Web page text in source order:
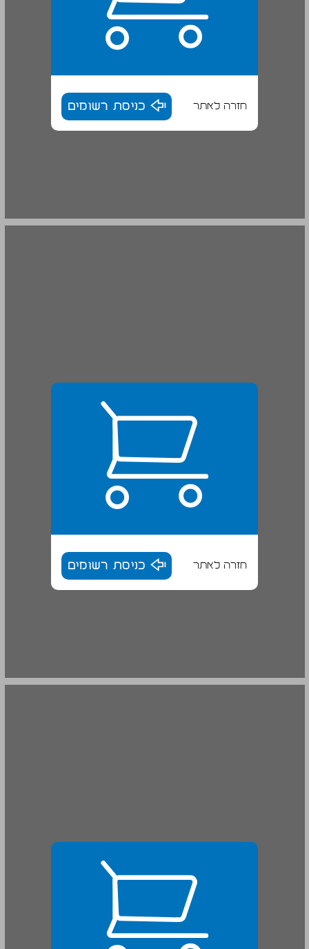
חזרה לאתר כניסת רשומים
חזרה לאתר כניסת רשומים